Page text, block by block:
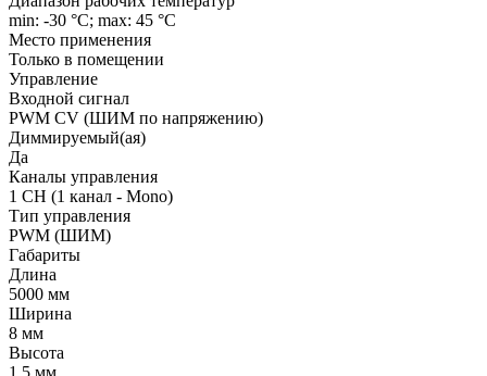
min: -30 °C; max: 45 °C
Место применения
Только в помещении
Управление
Входной сигнал
PWM СV (ШИМ по напряжению)
Диммируемый(ая)
Да
Каналы управления
1 CH (1 канал - Mono)
Тип управления
PWM (ШИМ)
Габариты
Длина
5000 мм
Ширина
8 мм
Высота
1.5 мм